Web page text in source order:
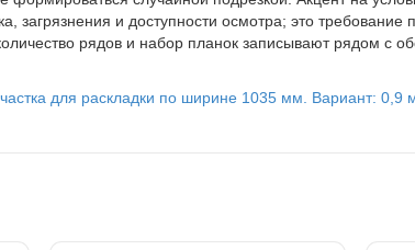
и доступности осмотра; это требование
рядов и набор планок записывают рядом с
для раскладки по ширине 1035 мм. Вариант: 0,9